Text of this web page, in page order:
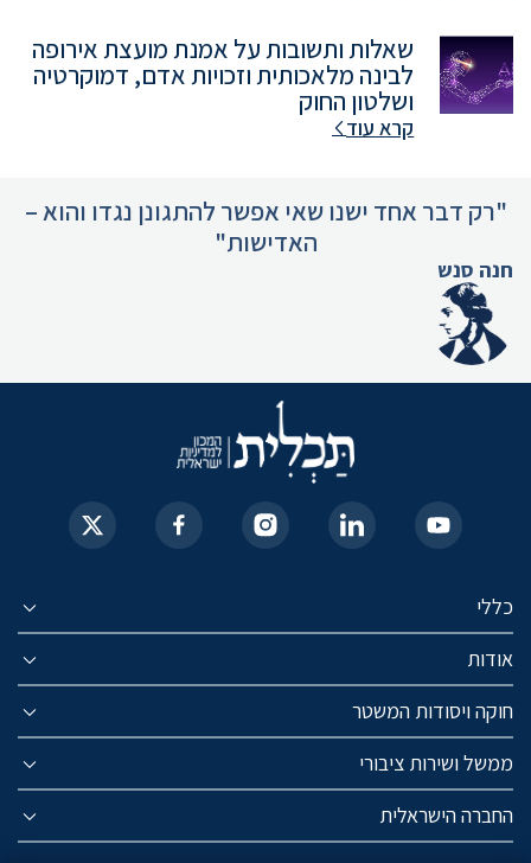
שאלות ותשובות על אמנת מועצת אירופה
לבינה מלאכותית וזכויות אדם, דמוקרטיה
ושלטון החוק
קרא עוד
"רק דבר אחד ישנו שאי אפשר להתגונן נגדו והוא –
האדישות"
חנה סנש
כללי
אודות
חוקה ויסודות המשטר
ממשל ושירות ציבורי
החברה הישראלית